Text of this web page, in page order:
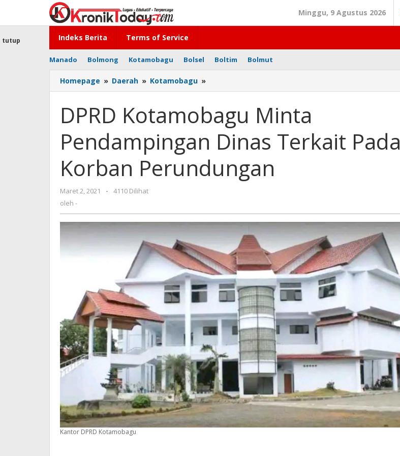
konten
Minggu, 9 Agustus 2026
Indeks Berita Terms of Service
Manado Bolmong Kotamobagu Bolsel Boltim Bolmut
tutup
Homepage » Daerah » Kotamobagu »
Kotamobagu
Pendampingan
Dinas
Terkait
Pada
Perundungan
DPRD Kotamobagu Minta
Pendampingan Dinas Terkait Pada
Korban Perundungan
Maret 2, 2021
oleh
-
4110 Dilihat
oleh -
Kantor DPRD Kotamobagu